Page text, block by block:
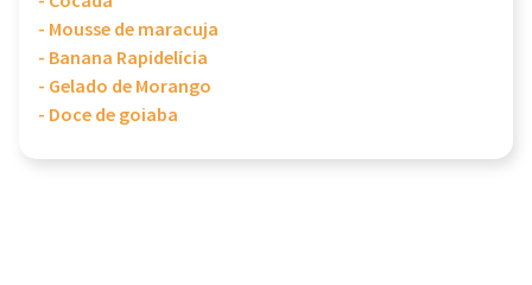
- Mousse de maracuja
- Banana Rapidelícia
- Gelado de Morango
- Doce de goiaba